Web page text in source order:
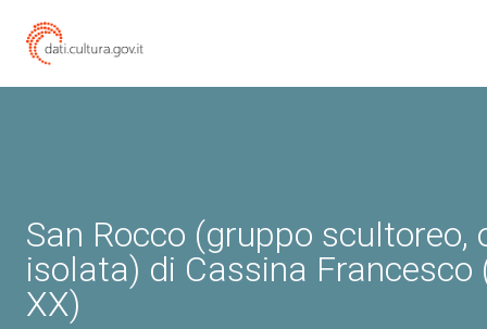
San Rocco (gruppo scultoreo,
isolata) di Cassina Francesco
XX)